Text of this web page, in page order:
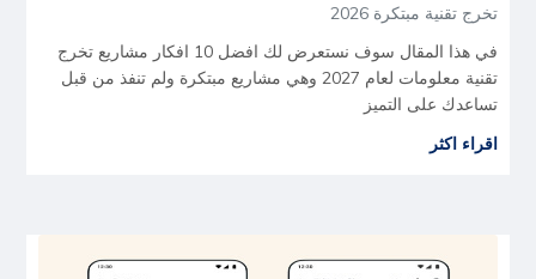
تخرج تقنية مبتكرة 2026
في هذا المقال سوف نستعرض لك افضل 10 افكار مشاريع تخرج
تقنية معلومات لعام 2027 وهي مشاريع مبتكرة ولم تنفذ من قبل
تساعدك على التميز
اقراء اكثر